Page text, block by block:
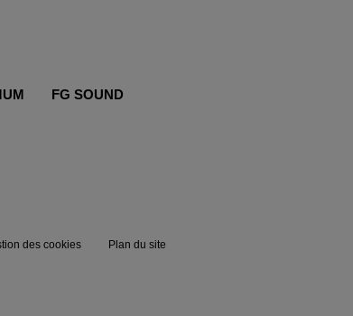
FG SOUND
des cookies Plan du site